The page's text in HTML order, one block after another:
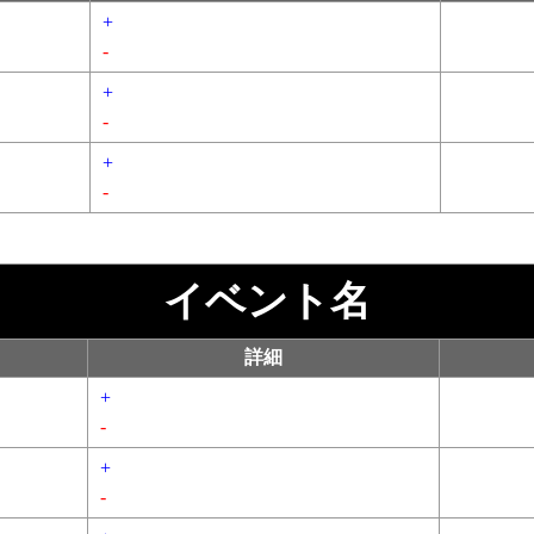
+
-
+
-
+
-
イベント名
詳細
+
-
+
-